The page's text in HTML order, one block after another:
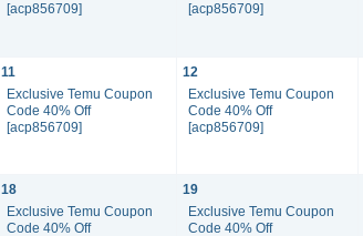
[acp856709]
[acp856709]
11
Exclusive Temu Coupon
Code 40% Off
[acp856709]
12
Exclusive Temu Coupon
Code 40% Off
[acp856709]
18
Exclusive Temu Coupon
Code 40% Off
19
Exclusive Temu Coupon
Code 40% Off